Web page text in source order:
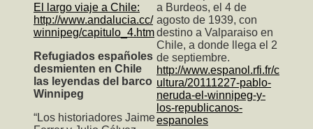
El largo viaje a Chile:
http://www.andalucia.cc/
winnipeg/capitulo_4.htm
Refugiados españoles
desmienten en Chile
las leyendas del barco
Winnipeg
“Los historiadores Jaime
a Burdeos, el 4 de
agosto de 1939, con
destino a Valparaiso en
Chile, a donde llega el 2
de septiembre.
http://www.espanol.rfi.fr/c
ultura/20111227-pablo-
neruda-el-winnipeg-y-
los-republicanos-
espanoles